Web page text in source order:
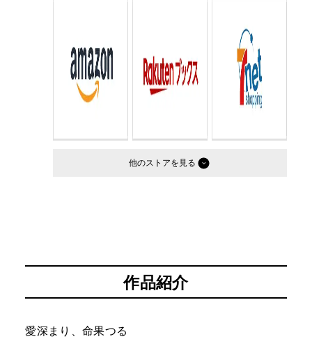
他のストア
作品紹介
愛深まり、命果つる